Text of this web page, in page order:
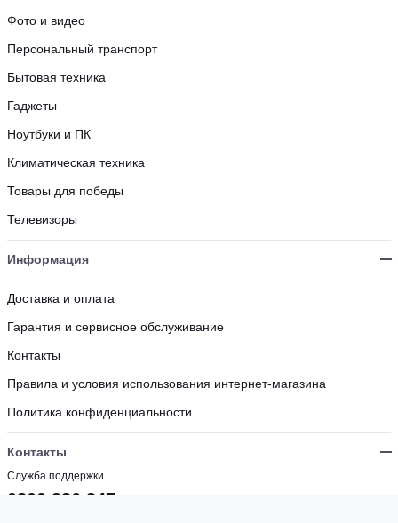
Фото и видео
Персональный транспорт
Бытовая техника
Гаджеты
Ноутбуки и ПК
Климатическая техника
Товары для победы
Телевизоры
Информация
Доставка и оплата
Гарантия и сервисное обслуживание
Контакты
Правила и условия использования интернет-магазина
Политика конфиденциальности
Контакты
Служба поддержки
0800 336 347